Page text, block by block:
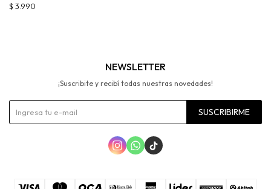
$ 3.990
NEWSLETTER
¡Suscribite y recibí todas nuestras novedades!
SUSCRIBIRME
  